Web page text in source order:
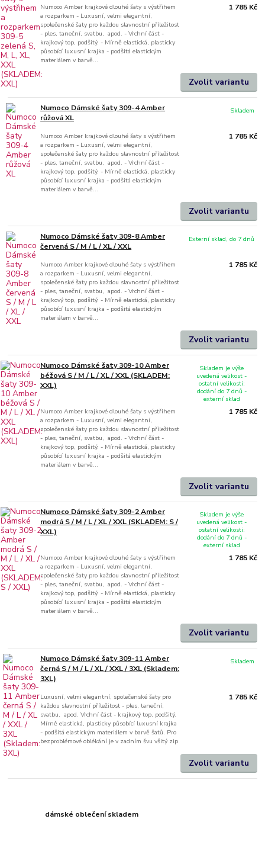
Numoco Amber krajkové dlouhé šaty s výstřihem
a rozparkem - Luxusní, velmi elegantní,
společenské šaty pro každou slavnostní příležitost
- ples, taneční, svatbu, apod. - Vrchní část -
krajkový top, podšitý. - Mírně elastická, plasticky
působící luxusní krajka - podšitá elastickým
materiálem v barvě...
1 785 Kč
Zvolit variantu
Numoco Dámské šaty 309-4 Amber
růžová XL
Numoco Amber krajkové dlouhé šaty s výstřihem
a rozparkem - Luxusní, velmi elegantní,
společenské šaty pro každou slavnostní příležitost
- ples, taneční, svatbu, apod. - Vrchní část -
krajkový top, podšitý. - Mírně elastická, plasticky
působící luxusní krajka - podšitá elastickým
materiálem v barvě...
1 785 Kč
Skladem
Zvolit variantu
Numoco Dámské šaty 309-8 Amber
červená S / M / L / XL / XXL
Numoco Amber krajkové dlouhé šaty s výstřihem
a rozparkem - Luxusní, velmi elegantní,
společenské šaty pro každou slavnostní příležitost
- ples, taneční, svatbu, apod. - Vrchní část -
krajkový top, podšitý. - Mírně elastická, plasticky
působící luxusní krajka - podšitá elastickým
materiálem v barvě...
1 785 Kč
Externí sklad, do 7 dnů
Zvolit variantu
Numoco Dámské šaty 309-10 Amber
béžová S / M / L / XL / XXL (SKLADEM:
XXL)
Numoco Amber krajkové dlouhé šaty s výstřihem
a rozparkem - Luxusní, velmi elegantní,
společenské šaty pro každou slavnostní příležitost
- ples, taneční, svatbu, apod. - Vrchní část -
krajkový top, podšitý. - Mírně elastická, plasticky
působící luxusní krajka - podšitá elastickým
materiálem v barvě...
1 785 Kč
Skladem je výše
uvedená velikost -
ostatní velikosti:
dodání do 7 dnů -
externí sklad
Zvolit variantu
Numoco Dámské šaty 309-2 Amber
modrá S / M / L / XL / XXL (SKLADEM: S /
XXL)
Numoco Amber krajkové dlouhé šaty s výstřihem
a rozparkem - Luxusní, velmi elegantní,
společenské šaty pro každou slavnostní příležitost
- ples, taneční, svatbu, apod. - Vrchní část -
krajkový top, podšitý. - Mírně elastická, plasticky
působící luxusní krajka - podšitá elastickým
materiálem v barvě...
1 785 Kč
Skladem je výše
uvedená velikost -
ostatní velikosti:
dodání do 7 dnů -
externí sklad
Zvolit variantu
Numoco Dámské šaty 309-11 Amber
černá S / M / L / XL / XXL / 3XL (Skladem:
3XL)
Luxusní, velmi elegantní, společenské šaty pro
každou slavnostní příležitost - ples, taneční,
svatbu, apod. Vrchní část - krajkový top, podšitý.
Mírně elastická, plasticky působící luxusní krajka
- podšitá elastickým materiálem v barvě šatů. Pro
bezproblémové oblékání je v zadním švu všitý zip.
1 785 Kč
Skladem
Zvolit variantu
dámské oblečení skladem